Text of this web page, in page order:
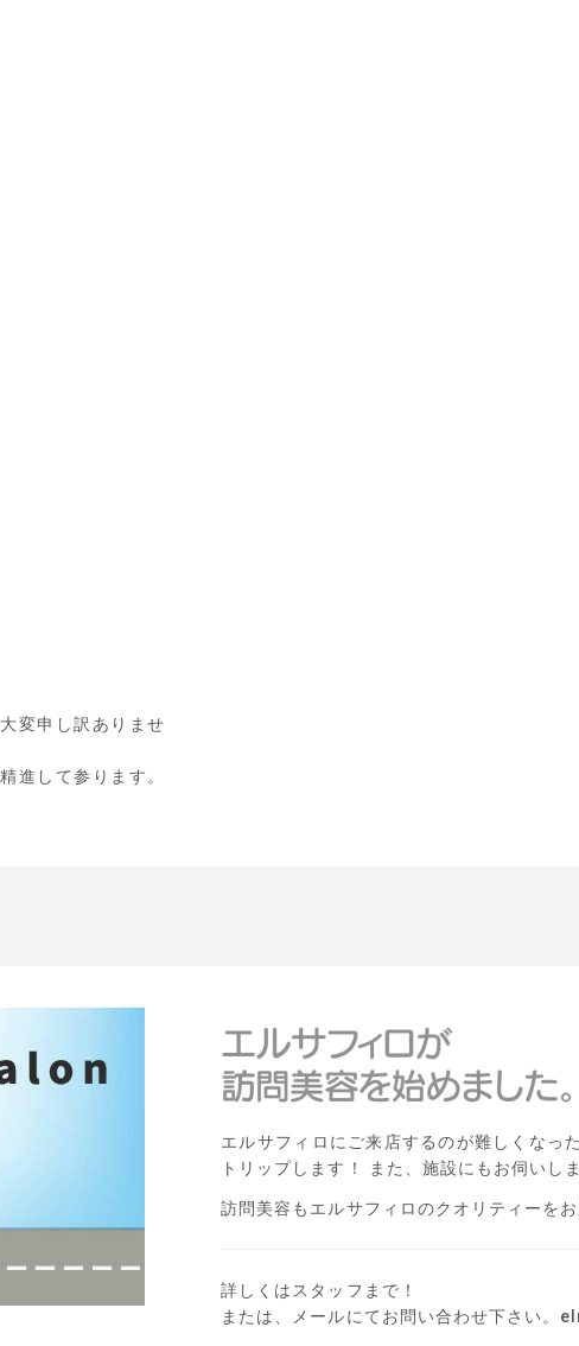
変申し訳ありませ
進して参ります。
エルサフィロにご来店するのが難しくなっ
トリップします！ また、施設にもお伺いしま
訪問美容もエルサフィロのクオリティーをお
詳しくはスタッフまで！
または、
メールにてお問い合わせ下さい。